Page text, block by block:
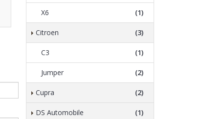
X6 (1)
Citroen (3)
C3 (1)
Jumper (2)
Cupra (2)
DS Automobile (1)